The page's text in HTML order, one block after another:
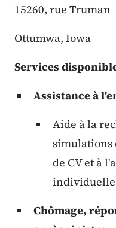
15260, rue Truman
Ottumwa, Iowa
Services
Assistance à
Aide à la
simulations
de CV et à
Chômage,